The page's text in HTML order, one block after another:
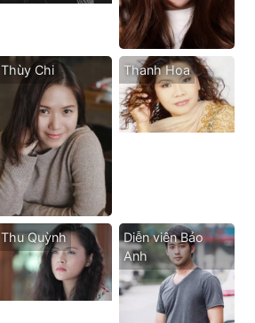
Thùy Chi Thanh Hoa
Thu Quỳnh
Diễn viên Bảo
Anh